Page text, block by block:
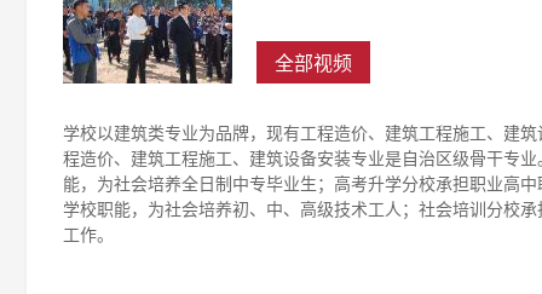
全部视频
学校以建筑类专业为品牌，现有工程造价、建筑工程施工、建
程造价、建筑工程施工、建筑设备安装专业是自治区级骨干专
能，为社会培养全日制中专毕业生；高考升学分校承担职业高
学校职能，为社会培养初、中、高级技术工人；社会培训分校
工作。